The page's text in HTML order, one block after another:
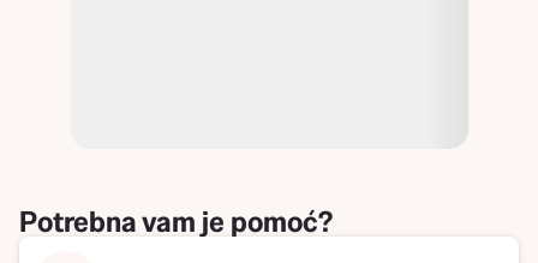
Potrebna vam je pomoć?